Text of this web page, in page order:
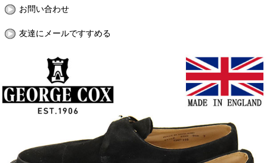
お問い合わせ
友達にメールですすめる